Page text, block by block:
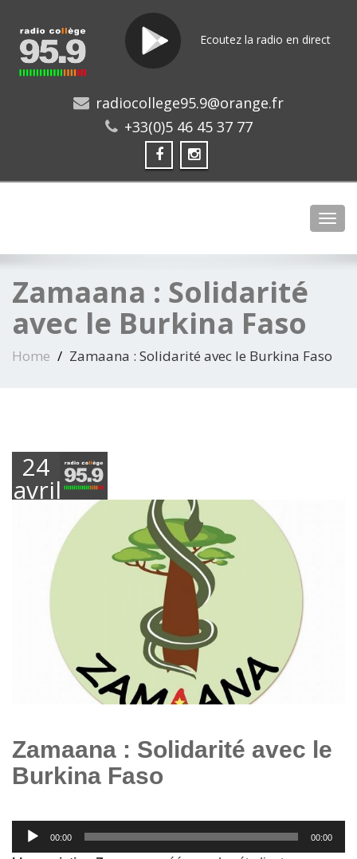
Ecoutez la radio en direct
radiocollege95.9@orange.fr
+33(0)5 46 45 37 77
Zamaana : Solidarité
avec le Burkina Faso
Home Zamaana : Solidarité avec le Burkina Faso
24
avril
Zamaana : Solidarité avec le
Burkina Faso
Lecteur
audio
00:00 00:00